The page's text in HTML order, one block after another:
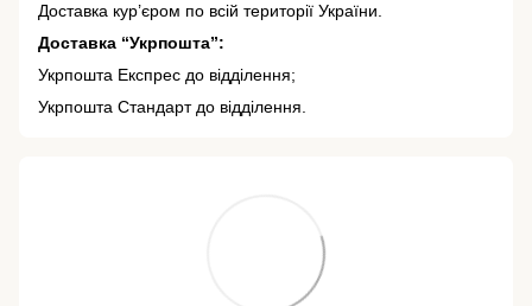
Доставка кур’єром по всій території України.
Доставка “Укрпошта”:
Укрпошта Експрес до відділення;
Укрпошта Стандарт до відділення.